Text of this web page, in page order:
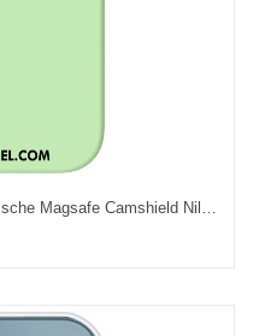
Hoesje voor iPhone 14 Plus Magnetische Magsafe Camshield Nillkin